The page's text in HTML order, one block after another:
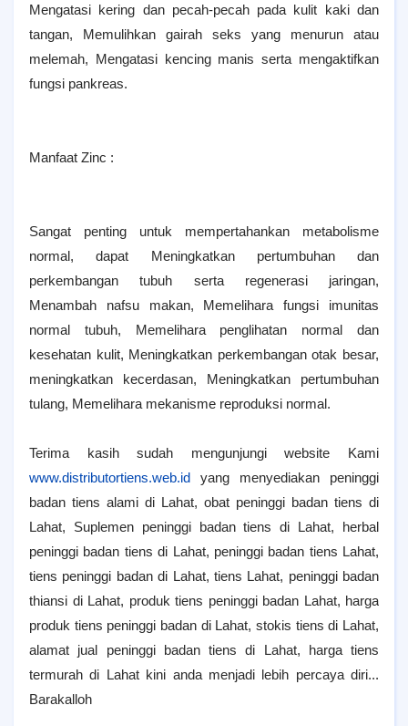
Mengatasi kering dan pecah-pecah pada kulit kaki dan
tangan, Memulihkan gairah seks yang menurun atau
melemah, Mengatasi kencing manis serta mengaktifkan
fungsi pankreas.
Manfaat Zinc :
Sangat penting untuk mempertahankan metabolisme
normal, dapat Meningkatkan pertumbuhan dan
perkembangan tubuh serta regenerasi jaringan,
Menambah nafsu makan, Memelihara fungsi imunitas
normal tubuh, Memelihara penglihatan normal dan
kesehatan kulit, Meningkatkan perkembangan otak besar,
meningkatkan kecerdasan, Meningkatkan pertumbuhan
tulang, Memelihara mekanisme reproduksi normal.
Terima kasih sudah mengunjungi website Kami
www.distributortiens.web.id yang menyediakan peninggi
badan tiens alami di Lahat, obat peninggi badan tiens di
Lahat, Suplemen peninggi badan tiens di Lahat, herbal
peninggi badan tiens di Lahat, peninggi badan tiens Lahat,
tiens peninggi badan di Lahat, tiens Lahat, peninggi badan
thiansi di Lahat, produk tiens peninggi badan Lahat, harga
produk tiens peninggi badan di Lahat, stokis tiens di Lahat,
alamat jual peninggi badan tiens di Lahat, harga tiens
termurah di Lahat kini anda menjadi lebih percaya diri...
Barakalloh